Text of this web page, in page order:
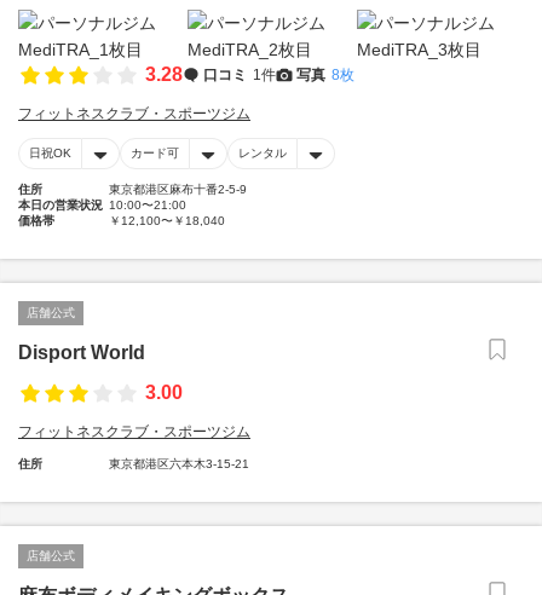
3.28 口コミ 1件 写真 8枚
フィットネスクラブ・スポーツジム
日祝OK カード可 レンタル
住所
東京都港区麻布十番2-5-9
本日の営業状況 10:00〜21:00
価格帯
￥12,100〜￥18,040
店舗公式
Disport World
3.00
フィットネスクラブ・スポーツジム
住所 東京都港区六本木3-15-21
店舗公式